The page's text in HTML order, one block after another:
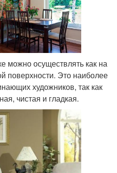
можно осуществлять как на
поверхности. Это наиболее
художников, так как
чистая и гладкая.